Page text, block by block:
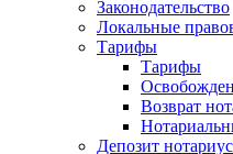
Законодательство
Локальные
Тарифы
Тарифы
Возврат
Депозит